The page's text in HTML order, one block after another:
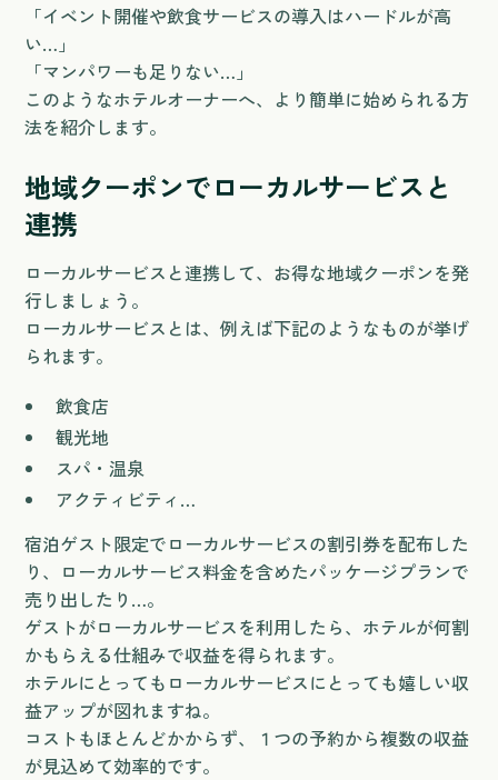
「イベント開催や飲食サービスの導入はハードルが高
い…」
「マンパワーも足りない…」
このようなホテルオーナーへ、より簡単に始められる方
法を紹介します。
地域クーポンでローカルサービスと
連携
ローカルサービスと連携して、お得な地域クーポンを発
行しましょう。
ローカルサービスとは、例えば下記のようなものが挙げ
られます。
飲食店
観光地
スパ・温泉
アクティビティ…
宿泊ゲスト限定でローカルサービスの割引券を配布した
り、ローカルサービス料金を含めたパッケージプランで
売り出したり…。
ゲストがローカルサービスを利用したら、ホテルが何割
かもらえる仕組みで収益を得られます。
ホテルにとってもローカルサービスにとっても嬉しい収
益アップが図れますね。
コストもほとんどかからず、１つの予約から複数の収益
が見込めて効率的です。